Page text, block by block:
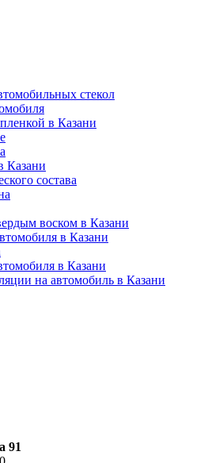
стекол
в Казани
Казани
состава
воском в Казани
в Казани
в Казани
на автомобиль в Казани
91